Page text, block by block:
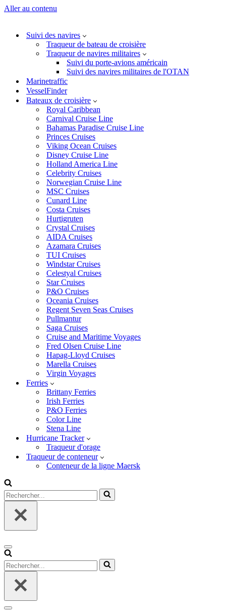
Aller au contenu
Suivi des navires
Traqueur de bateau de croisière
Traqueur de navires militaires
Suivi du porte-avions américain
Suivi des navires militaires de l'OTAN
Marinetraffic
VesselFinder
Bateaux de croisière
Royal Caribbean
Carnival Cruise Line
Bahamas Paradise Cruise Line
Princes Cruises
Viking Ocean Cruises
Disney Cruise Line
Holland America Line
Celebrity Cruises
Norwegian Cruise Line
MSC Cruises
Cunard Line
Costa Cruises
Hurtigruten
Crystal Cruises
AIDA Cruises
Azamara Cruises
TUI Cruises
Windstar Cruises
Celestyal Cruises
Star Cruises
P&O Cruises
Oceania Cruises
Regent Seven Seas Cruises
Pullmantur
Saga Cruises
Cruise and Maritime Voyages
Fred Olsen Cruise Line
Hapag-Lloyd Cruises
Marella Cruises
Virgin Voyages
Ferries
Brittany Ferries
Irish Ferries
P&O Ferries
Color Line
Stena Line
Hurricane Tracker
Traqueur d'orage
Traqueur de conteneur
Conteneur de la ligne Maersk
Rechercher...
Menu
de
navigation
Rechercher...
Menu